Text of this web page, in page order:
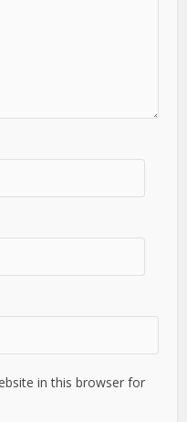
in this browser for